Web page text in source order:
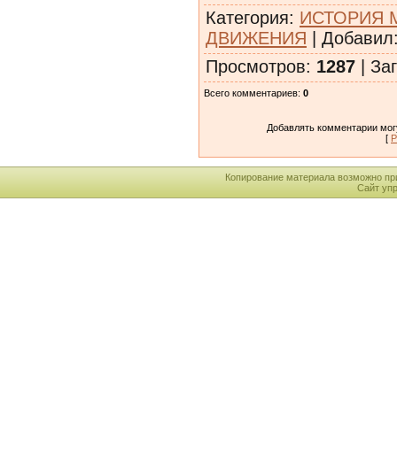
Категория: ИСТОРИЯ
ДВИЖЕНИЯ | Добавил
Просмотров: 1287 |
Всего комментариев: 0
Добавлять комментарии
[
Копирование материала возможно
Сайт